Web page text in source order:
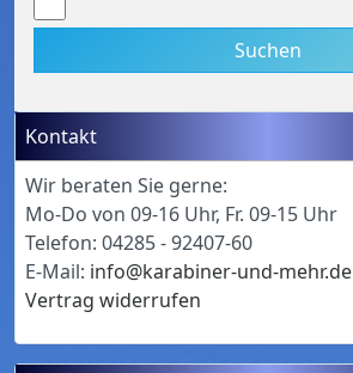
Suchen
Kontakt
Wir beraten Sie gerne:
Mo-Do von 09-16 Uhr, Fr. 09-15 Uhr
Telefon: 04285 - 92407-60
E-Mail: info@karabiner-und-mehr.de
Vertrag widerrufen